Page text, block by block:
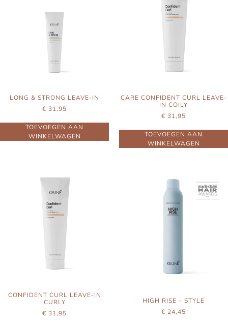
LONG & STRONG LEAVE-IN
€ 31,95
TOEVOEGEN AAN
WINKELWAGEN
CARE CONFIDENT CURL LEAVE-
IN COILY
€ 31,95
TOEVOEGEN AAN
WINKELWAGEN
CONFIDENT CURL LEAVE-IN
CURLY
€ 31,95
HIGH RISE – STYLE
€ 24,45